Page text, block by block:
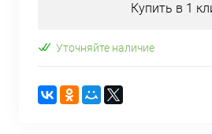
Купить в 1
Уточняйте наличие